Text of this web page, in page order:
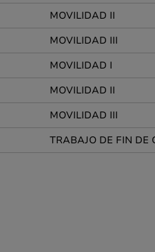
MOVILIDAD II
MOVILIDAD III
MOVILIDAD I
MOVILIDAD II
MOVILIDAD III
TRABAJO DE FIN DE